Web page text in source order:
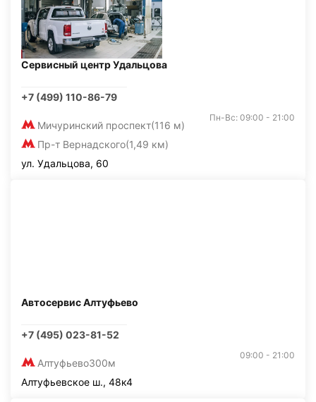
Сервисный центр Удальцова
+7 (499) 110-86-79
Мичуринский проспект(116 м)
Пр-т Вернадского(1,49 км)
Пн-Вс: 09:00 - 21:00
ул. Удальцова, 60
Автосервис Алтуфьево
+7 (495) 023-81-52
Алтуфьево300м
09:00 - 21:00
Алтуфьевское ш., 48к4